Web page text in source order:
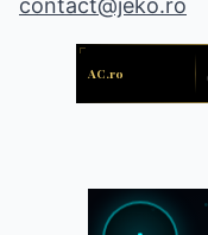
contact@jeko.ro